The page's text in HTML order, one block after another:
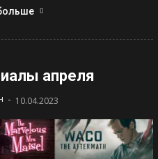
апреля
- 10.04.2023